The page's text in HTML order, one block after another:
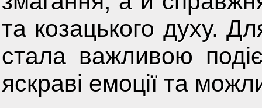
та козацького духу.
стала важливою
яскраві емоції та